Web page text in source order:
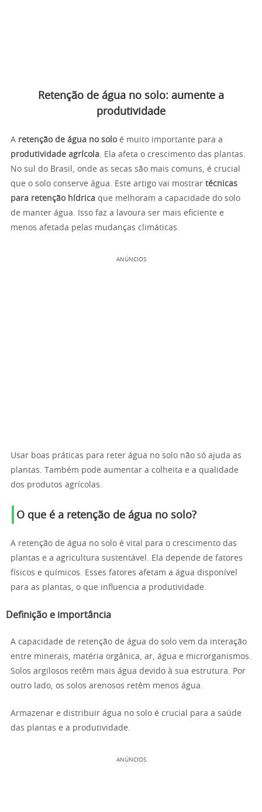
Retenção de água no solo: aumente a
produtividade
A retenção de água no soloé muito importante para a
produtividade agrícola. Ela afeta o crescimento das plantas.
No sul do Brasil, onde as secas são mais comuns, é crucial
que o solo conserve água. Este artigo vai mostrar técnicas
para retenção hídrica que melhoram a capacidade do solo
de manter água. Isso faz a lavoura ser mais eficiente e
menos afetada pelas mudanças climáticas.
ANÚNCIOS
Usar boas práticas para reter água no solo não só ajuda as
plantas. Também pode aumentar a colheita e a qualidade
dos produtos agrícolas.
O que é a retenção de água no solo?
A retenção de água no solo é vital para o crescimento das
plantas e a agricultura sustentável. Ela depende de fatores
físicos e químicos. Esses fatores afetam a água disponível
para as plantas, o que influencia a produtividade.
Definição e importância
A capacidade de retenção de água do solo vem da interação
entre minerais, matéria orgânica, ar, água e microrganismos.
Solos argilosos retêm mais água devido à sua estrutura. Por
outro lado, os solos arenosos retêm menos água.
Armazenar e distribuir água no solo é crucial para a saúde
das plantas e a produtividade.
ANÚNCIOS